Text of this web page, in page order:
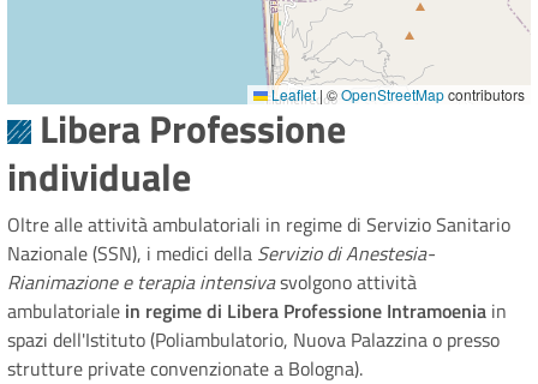
Leaflet |©OpenStreetMapcontributors
Libera Professione
individuale
Oltre alle attività ambulatoriali in regime di Servizio Sanitario
Nazionale (SSN), i medici della Servizio di Anestesia-
Rianimazione e terapia intensivasvolgono attività
ambulatoriale in regime di Libera Professione Intramoenia in
spazi dell'Istituto (Poliambulatorio, Nuova Palazzina o presso
strutture private convenzionate a Bologna).